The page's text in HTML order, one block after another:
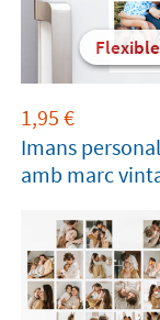
Flexible
1,95 €
Imans
amb marc